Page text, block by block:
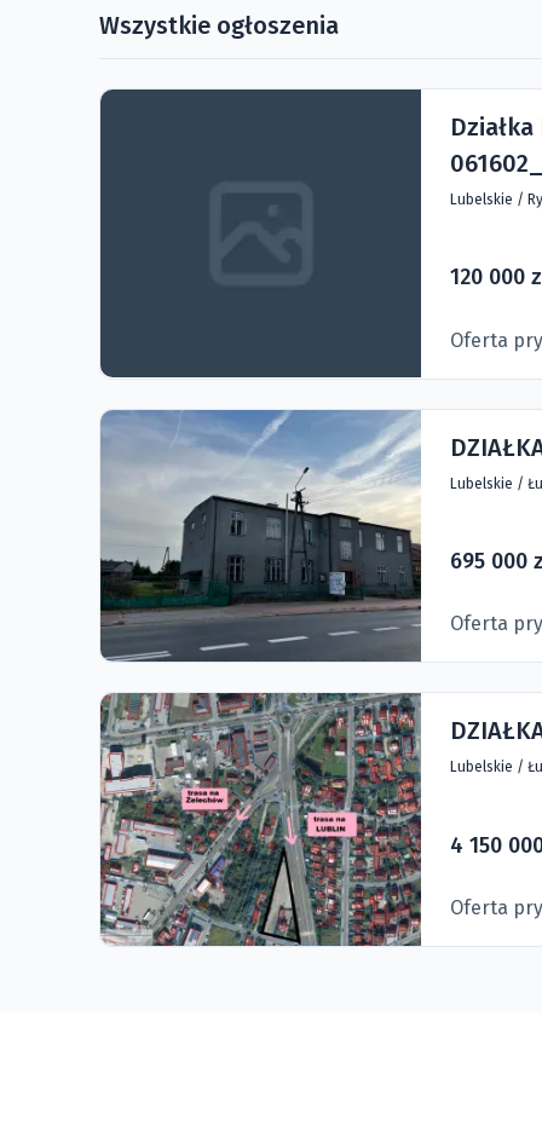
Wszystkie ogłoszenia
Lubelskie /
120 000
Oferta
Lubelskie /
695 000
Oferta
Lubelskie /
4 150
Oferta